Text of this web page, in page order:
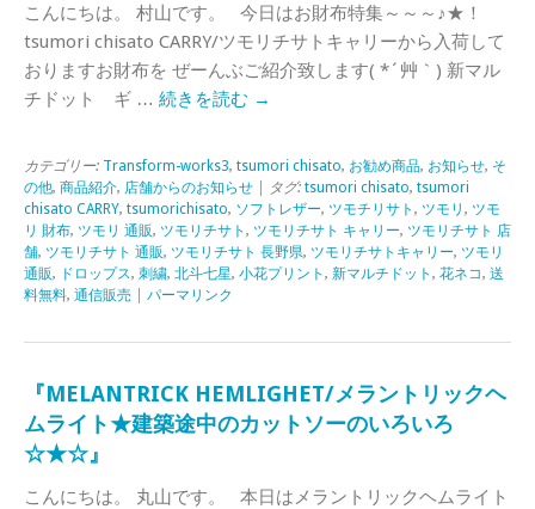
こんにちは。 村山です。 今日はお財布特集～～～♪★！
tsumori chisato CARRY/ツモリチサトキャリーから入荷して
おりますお財布を ぜーんぶご紹介致します( *´艸｀) 新マル
チドット ギ … 続きを読む →
カテゴリー: Transform-works3, tsumori chisato, お勧め商品, お知らせ, そ
の他, 商品紹介, 店舗からのお知らせ | タグ: tsumori chisato, tsumori
chisato CARRY, tsumorichisato, ソフトレザー, ツモチリサト , ツモリ , ツモ
リ 財布, ツモリ 通販, ツモリチサト , ツモリチサト キャリー, ツモリチサト 店
舗, ツモリチサト 通販, ツモリチサト 長野県, ツモリチサトキャリー, ツモリ
通販, ドロップス, 刺繍, 北斗七星, 小花プリント , 新マルチドット , 花ネコ, 送
料無料, 通信販売 パーマリンク
『MELANTRICK HEMLIGHET/メラントリックヘ
ムライト★建築途中のカットソーのいろいろ
☆★☆』
こんにちは。 丸山です。 本日はメラントリックヘムライト